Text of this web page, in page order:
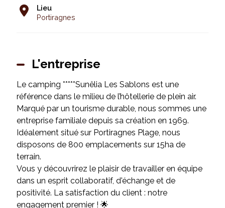
Lieu
Portiragnes
L'entreprise
Le camping *****Sunêlia Les Sablons est une
référence dans le milieu de l’hôtellerie de plein air.
Marqué par un tourisme durable, nous sommes une
entreprise familiale depuis sa création en 1969.
Idéalement situé sur Portiragnes Plage, nous
disposons de 800 emplacements sur 15ha de
terrain.
Vous y découvrirez le plaisir de travailler en équipe
dans un esprit collaboratif, d'échange et de
positivité. La satisfaction du client : notre
engagement premier ! 🌟